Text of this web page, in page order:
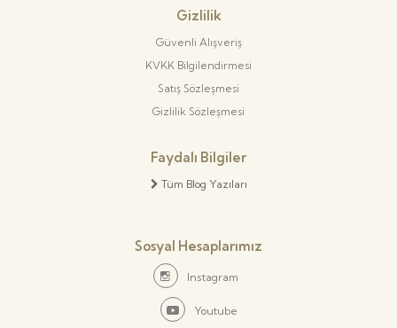
Gizlilik
Güvenli Alışveriş
KVKK Bilgilendirmesi
Satış Sözleşmesi
Gizlilik Sözleşmesi
Faydalı Bilgiler
Tüm Blog Yazıları
Sosyal Hesaplarımız
Instagram
Youtube